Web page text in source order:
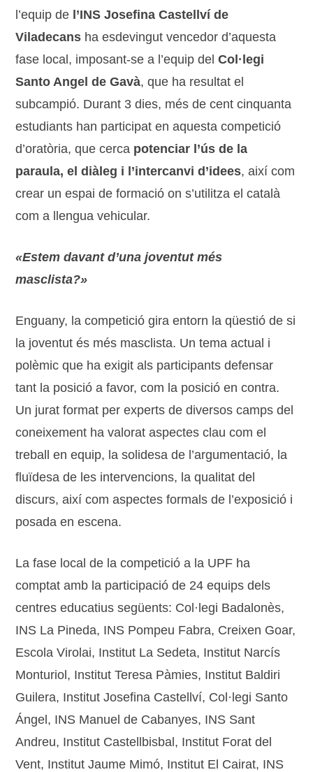
l’equip de l’INS Josefina Castellví de
Viladecans ha esdevingut vencedor d’aquesta
fase local, imposant-se a l’equip delCol·legi
Santo Angel de Gavà, que ha resultat el
subcampió. Durant 3 dies, més de cent cinquanta
estudiants han participat en aquesta competició
d’oratòria, que cerca potenciar l’ús de la
paraula, el diàleg i l’intercanvi d’idees, així com
crear un espai de formació on s’utilitza el català
com a llengua vehicular.
«Estem davant d’una joventut més
masclista?»
Enguany, la competició gira entorn la qüestió de si
la joventut és més masclista. Un tema actual i
polèmic que ha exigit als participants defensar
tant la posició a favor, com la posició en contra.
Un jurat format per experts de diversos camps del
coneixement ha valorat aspectes clau com el
treball en equip, la solidesa de l’argumentació, la
fluïdesa de les intervencions, la qualitat del
discurs, així com aspectes formals de l’exposició i
posada en escena.
La fase local de la competició a la UPF ha
comptat amb la participació de 24 equips dels
centres educatius següents: Col·legi Badalonès,
INS La Pineda, INS Pompeu Fabra, Creixen Goar,
Escola Virolai, Institut La Sedeta, Institut Narcís
Monturiol, Institut Teresa Pàmies, Institut Baldiri
Guilera, Institut Josefina Castellví, Col·legi Santo
Ángel, INS Manuel de Cabanyes, INS Sant
Andreu, Institut Castellbisbal, Institut Forat del
Vent, Institut Jaume Mimó, Institut El Cairat, INS